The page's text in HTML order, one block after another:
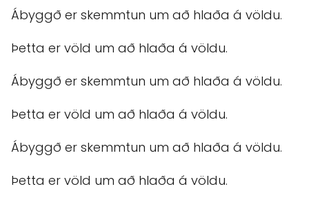
Ábyggð er skemmtun um að hlaða á völdu.
Þetta er völd um að hlaða á völdu.
Ábyggð er skemmtun um að hlaða á völdu.
Þetta er völd um að hlaða á völdu.
Ábyggð er skemmtun um að hlaða á völdu.
Þetta er völd um að hlaða á völdu.